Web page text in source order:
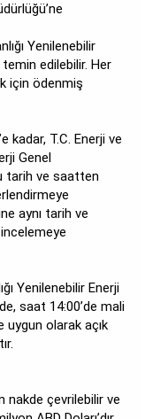
Yenilenebilir
edilebilir. Her
için ödenmiş
kadar, T.C. Enerji ve
Genel
tarih ve saatten
aynı tarih ve
Yenilenebilir Enerji
saat 14:00’de mali
uygun olarak açık
nakde çevrilebilir ve